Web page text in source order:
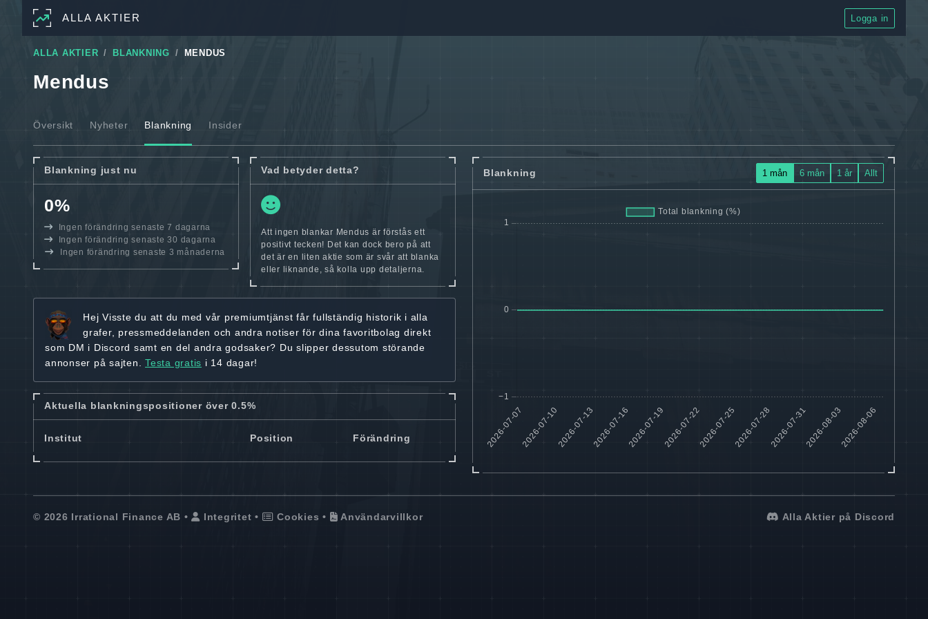
ALLA AKTIER Logga in
ALLA AKTIER BLANKNING MENDUS
Mendus
Översikt Nyheter Blankning Insider
Blankning just nu
0%
Ingen förändring senaste 7 dagarna
Ingen förändring senaste 30 dagarna
Ingen förändring senaste 3 månaderna
Vad betyder detta?
Att ingen blankar Mendus är förstås ett
positivt tecken! Det kan dock bero på att
det är en liten aktie som är svår att blanka
eller liknande, så kolla upp detaljerna.
Hej Visste du att du med vår premiumtjänst fårfullständig historik i alla
grafer, pressmeddelanden och andra notiser för dina favoritbolag direkt
som DM i Discord samt en del andra godsaker? Du slipper dessutom störande
annonser på sajten. Testa gratis i 14 dagar!
Aktuella blankningspositioner över 0.5%
Institut Position Förändring
Blankning 1 mån 6 mån 1 år Allt
© 2026 Irrational Finance AB • Integritet • Cookies • Användarvillkor Alla Aktier på Discord